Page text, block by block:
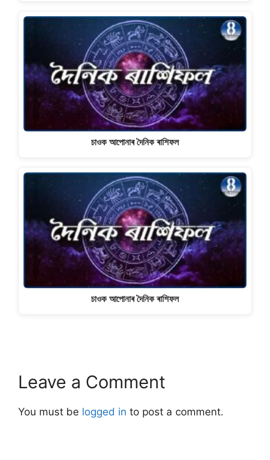
চাওক আপোনাৰ দৈনিক ৰাশিফল
চাওক আপোনাৰ দৈনিক ৰাশিফল
Leave a Comment
You must be logged in to post a comment.